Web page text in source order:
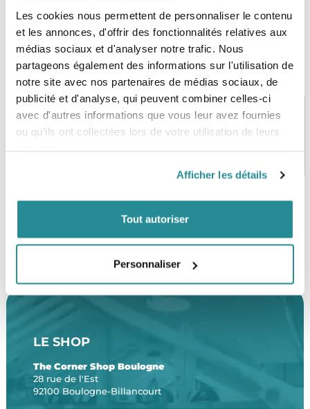
Les cookies nous permettent de personnaliser le contenu
et les annonces, d'offrir des fonctionnalités relatives aux
médias sociaux et d'analyser notre trafic. Nous
partageons également des informations sur l'utilisation de
notre site avec nos partenaires de médias sociaux, de
publicité et d'analyse, qui peuvent combiner celles-ci
avec d'autres informations que vous leur avez fournies
ou qu'ils ont collectées lors de votre utilisation de leurs
Afficher les détails
Tout autoriser
Personnaliser
Une équipe de passionnés
FRAIS DE PORT OFFERTS
À partir de 99€ d’achat*
LE SHOP
The Corner Shop Boulogne
28 rue de l'Est
92100 Boulogne-Billancourt